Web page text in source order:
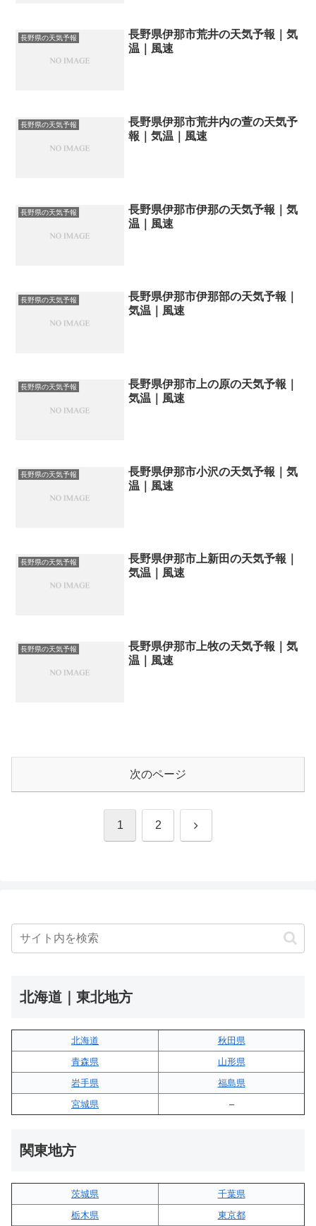
長野県の天気予報
長野県伊那市荒井の天気予報｜気
温｜風速
長野県の天気予報
長野県伊那市荒井内の萱の天気予
報｜気温｜風速
長野県の天気予報
長野県伊那市伊那の天気予報｜気
温｜風速
長野県の天気予報
長野県伊那市伊那部の天気予報｜
気温｜風速
長野県の天気予報
長野県伊那市上の原の天気予報｜
気温｜風速
長野県の天気予報
長野県伊那市小沢の天気予報｜気
温｜風速
長野県の天気予報
長野県伊那市上新田の天気予報｜
気温｜風速
長野県の天気予報
長野県伊那市上牧の天気予報｜気
温｜風速
次のページ
1 2 次
北海道｜東北地方
北海道
秋田県
青森県
山形県
岩手県
福島県
宮城県
–
関東地方
茨城県
千葉県
栃木県
東京都